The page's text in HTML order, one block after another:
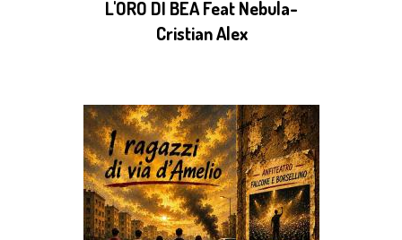
L'ORO DI BEA Feat Nebula-
Cristian Alex